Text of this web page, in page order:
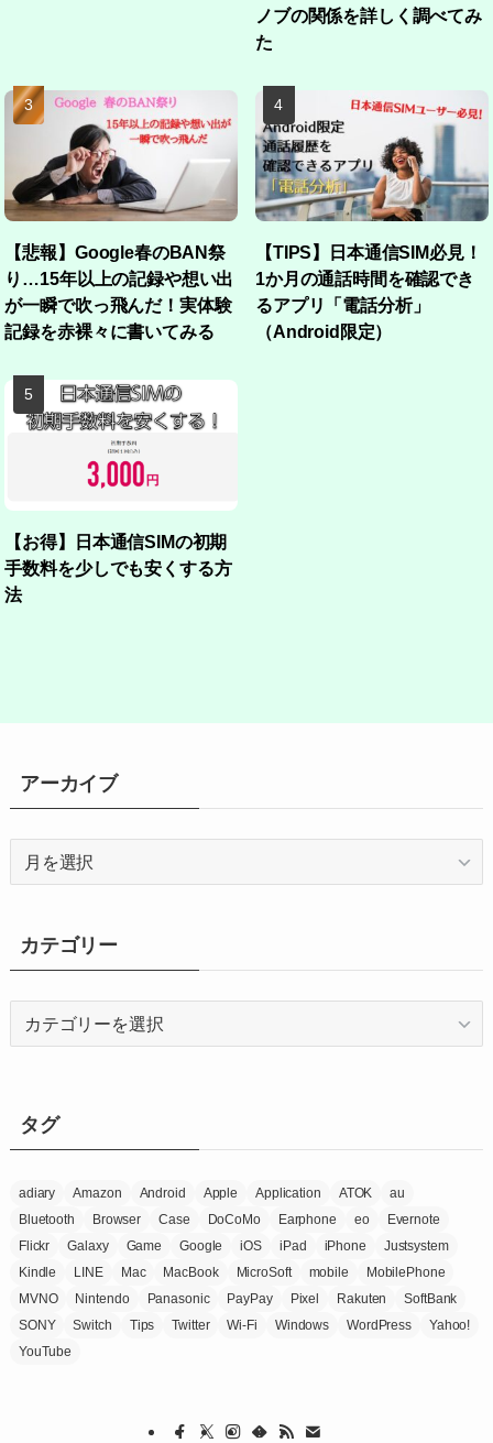
ノブの関係を詳しく調べてみ
た
【悲報】Google春のBAN祭
り…15年以上の記録や想い出
が一瞬で吹っ飛んだ！実体験
記録を赤裸々に書いてみる
【TIPS】日本通信SIM必見！
1か月の通話時間を確認でき
るアプリ「電話分析」
（Android限定）
【お得】日本通信SIMの初期
手数料を少しでも安くする方
法
アーカイブ
ブ
カテゴリー
ータグ
adiary Amazon Android Apple Application ATOK
au
Bluetooth
Browser Case DoCoMo Earphone eo
Evernote
Flickr
Galaxy Game Google iOS iPad iPhone
Justsystem
Kindle
LINE Mac MacBook MicroSoft mobile
MobilePhone
MVNO
Nintendo Panasonic PayPay Pixel Rakuten
SoftBank
SONY
Switch Tips Twitter Wi-Fi Windows WordPress
Yahoo!
YouTube